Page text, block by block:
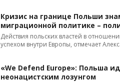
Кризис на границе Польши
миграционной политике –
Действия польских властей в
успехом внутри Европы, отмечает
«We Defend Europe»: Польша
неонацистским лозунгом